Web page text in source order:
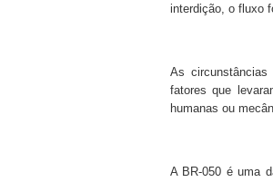
interdição, o fluxo
As
fatores que
humanas ou
A BR-050 é uma